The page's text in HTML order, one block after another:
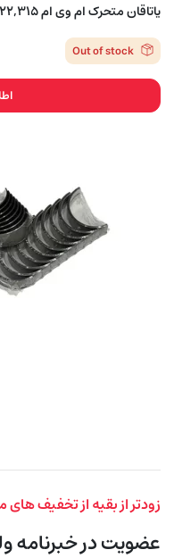
یاتاقان متحرک ام وی ام X22,315 استاندارد
Out of stock
زودتر از بقیه از تخفیف های
عضویت در خبرنامه